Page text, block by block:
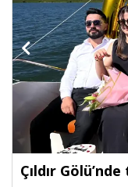
Çıldır